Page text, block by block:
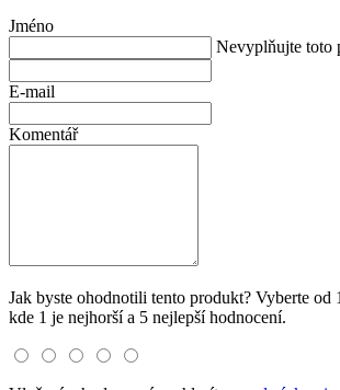
Jméno
Nevyplňujte toto
E-mail
Komentář
Jak byste ohodnotili tento produkt? Vyberte od
kde 1 je nejhorší a 5 nejlepší hodnocení.